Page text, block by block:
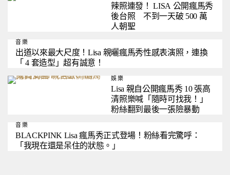
辣照連發！ LISA 公開瘋馬秀
後台照 不到一天破 500 萬
人朝聖
音樂
出道以來最大尺度！Lisa 親曬瘋馬秀性感表演照，連換
「 4 套造型」超有誠意！
娛樂
Lisa 親自公開瘋馬秀 10 張高
清照樂喊「隨時可找我！」
粉絲翻到最後一張險暴動
音樂
BLACKPINK Lisa 瘋馬秀正式登場！粉絲看完驚呼：
「我現在還是呆住的狀態。」